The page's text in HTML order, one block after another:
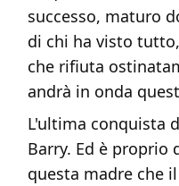
successo, maturo
di chi ha visto tutto,
che rifiuta
andrà in onda
L'ultima conquista
Barry. Ed è proprio
questa madre che